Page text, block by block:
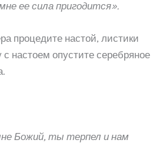
ее сила пригодится».
процедите настой, листики
с настоем опустите серебряное
Божий, ты терпел и нам